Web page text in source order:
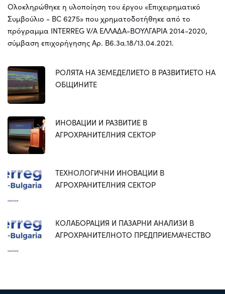
Ολοκληρώθηκε η υλοποίηση του έργου «Επιχειρηματικό
Συμβούλιο - BC 6275» που χρηματοδοτήθηκε από το
πρόγραμμα INTERREG V/A ΕΛΛΑΔΑ-ΒΟΥΛΓΑΡΙΑ 2014-2020,
σύμβαση επιχορήγησης Αρ. Β6.3α.18/13.04.2021.
РОЛЯТА НА ЗЕМЕДЕЛИЕТО В РАЗВИТИЕТО НА
ОБЩИНИТЕ
ИНОВАЦИИ И РАЗВИТИЕ В
АГРОХРАНИТЕЛНИЯ СЕКТОР
ТЕХНОЛОГИЧНИ ИНОВАЦИИ В
АГРОХРАНИТЕЛНИЯ СЕКТОР
КОЛАБОРАЦИЯ И ПАЗАРНИ АНАЛИЗИ В
АГРОХРАНИТЕЛНОТО ПРЕДПРИЕМАЧЕСТВО